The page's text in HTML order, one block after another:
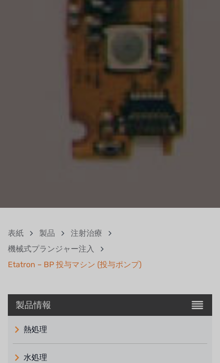
表紙 製品
注射治療
機械式プランジャー注入
Etatron – BP 投与マシン (投与ポンプ)
製品情報
熱処理
水処理